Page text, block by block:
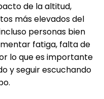
de la altitud,
más elevados del
personas bien
fatiga, falta de
lo que es importante
y seguir escuchando